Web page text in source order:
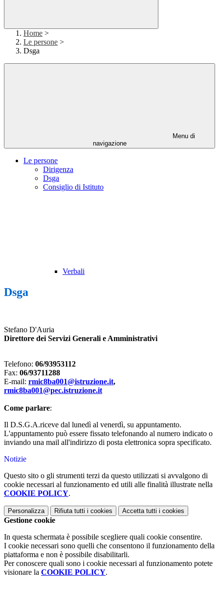
Home >
Le persone >
Dsga
Menu di
navigazione
Le persone
Dirigenza
Dsga
Consiglio di Istituto
Verbali
Dsga
Stefano D'Auria
Direttore dei Servizi Generali e Amministrativi
Telefono: 06/93953112
Fax: 06/93711288
E-mail: rmic8ba001@istruzione.it,
rmic8ba001@pec.istruzione.it
Come parlare:
Il D.S.G.A.riceve dal lunedì al venerdì, su appuntamento.
L'appuntamento può essere fissato telefonando al numero indicato o
inviando una mail all'indirizzo di posta elettronica sopra specificato.
Notizie
Questo sito o gli strumenti terzi da questo utilizzati si avvalgono di
cookie necessari al funzionamento ed utili alle finalità illustrate nella
COOKIE POLICY.
Personalizza Rifiuta tutti i cookies Accetta tutti i cookies
Gestione cookie
In questa schermata è possibile scegliere quali cookie consentire.
I cookie necessari sono quelli che consentono il funzionamento della
piattaforma e non è possibile disabilitarli.
Per conoscere quali sono i cookie necessari al funzionamento potete
visionare la COOKIE POLICY.